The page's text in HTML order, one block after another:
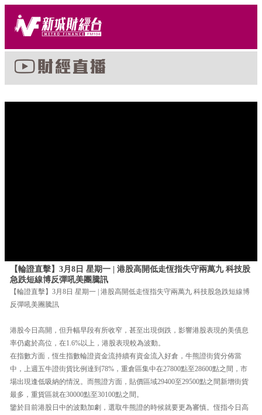
【輪證直擊】3月8日 星期一 | 港股高開低走恆指失守兩萬九 科技股
急跌短線博反彈吼美團騰訊
【輪證直擊】3月8日 星期一 | 港股高開低走恆指失守兩萬九 科技股急跌短線博
反彈吼美團騰訊
港股今日高開，但升幅早段有所收窄，甚至出現倒跌，影響港股表現的美債息
率仍處於高位，在1.6%以上，港股表現較為波動。
在指數方面，恆生指數輪證資金流持續有資金流入好倉，牛熊證街貨分佈當
中，上週五牛證街貨比例達到78%，重倉區集中在27800點至28600點之間，市
場出現逢低吸納的情況。而熊證方面，貼價區域29400至29500點之間新增街貨
最多，重貨區就在30000點至30100點之間。
鑒於目前港股日中的波動加劇，選取牛熊證的時候就要更為審慎。恆指今日高